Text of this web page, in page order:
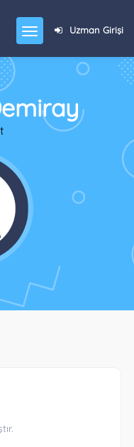
Uzman Girişi